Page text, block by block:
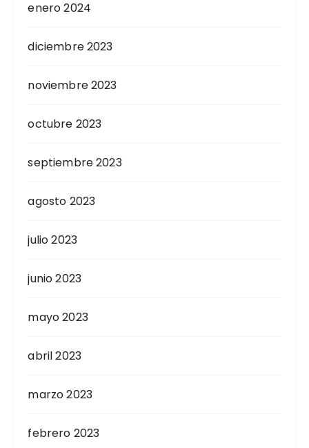
enero 2024
diciembre 2023
noviembre 2023
octubre 2023
septiembre 2023
agosto 2023
julio 2023
junio 2023
mayo 2023
abril 2023
marzo 2023
febrero 2023